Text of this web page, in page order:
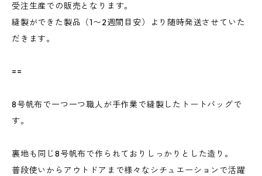
受注生産での販売となります。
縫製ができた製品（1〜2週間目安）より随時発送させていた
だきます。
==
8号帆布で一つ一つ職人が手作業で縫製したトートバッグで
す。
裏地も同じ8号帆布で作られておりしっかりとした造り。
普段使いからアウトドアまで様々なシチュエーションで活躍